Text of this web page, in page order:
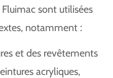
sont utilisées
notamment :
et des revêtements
acryliques,